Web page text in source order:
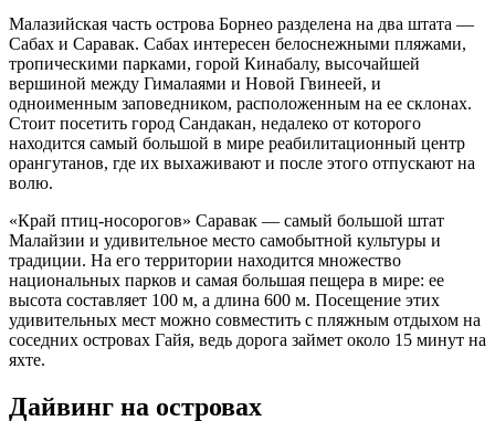
Малазийская часть острова Борнео разделена на два штата —
Сабах и Саравак. Сабах интересен белоснежными пляжами,
тропическими парками, горой Кинабалу, высочайшей
вершиной между Гималаями и Новой Гвинеей, и
одноименным заповедником, расположенным на ее склонах.
Стоит посетить город Сандакан, недалеко от которого
находится самый большой в мире реабилитационный центр
орангутанов, где их выхаживают и после этого отпускают на
волю.
«Край птиц-носорогов» Саравак — самый большой штат
Малайзии и удивительное место самобытной культуры и
традиции. На его территории находится множество
национальных парков и самая большая пещера в мире: ее
высота составляет 100 м, а длина 600 м. Посещение этих
удивительных мест можно совместить с пляжным отдыхом на
соседних островах Гайя, ведь дорога займет около 15 минут на
яхте.
Дайвинг на островах